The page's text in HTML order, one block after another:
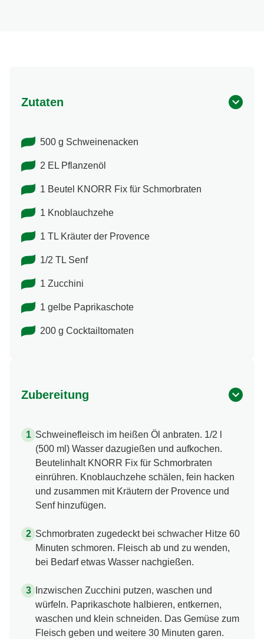
Zutaten
500 g Schweinenacken
2 EL Pflanzenöl
1 Beutel KNORR Fix für Schmorbraten
1 Knoblauchzehe
1 TL Kräuter der Provence
1/2 TL Senf
1 Zucchini
1 gelbe Paprikaschote
200 g Cocktailtomaten
Zubereitung
Schweinefleisch im heißen Öl anbraten. 1/2 l
(500 ml) Wasser dazugießen und aufkochen.
Beutelinhalt KNORR Fix für Schmorbraten
einrühren. Knoblauchzehe schälen, fein hacken
und zusammen mit Kräutern der Provence und
Senf hinzufügen.
Schmorbraten zugedeckt bei schwacher Hitze 60
Minuten schmoren. Fleisch ab und zu wenden,
bei Bedarf etwas Wasser nachgießen.
Inzwischen Zucchini putzen, waschen und
würfeln. Paprikaschote halbieren, entkernen,
waschen und klein schneiden. Das Gemüse zum
Fleisch geben und weitere 30 Minuten garen.